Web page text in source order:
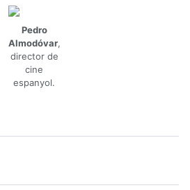
Pedro
Almodóvar,
director de
cine
espanyol.